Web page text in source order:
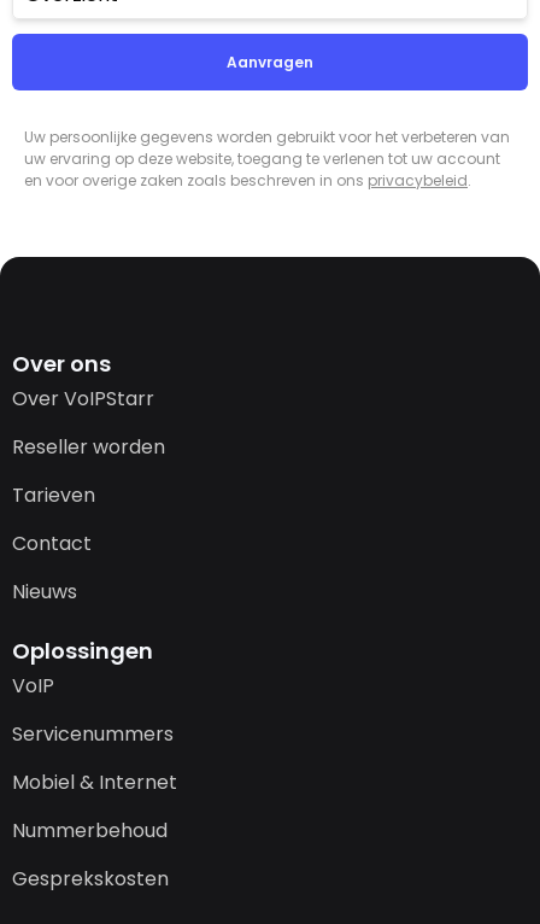
Aanvragen
Uw persoonlijke gegevens worden gebruikt voor het verbeteren van
uw ervaring op deze website, toegang te verlenen tot uw account
en voor overige zaken zoals beschreven in ons privacybeleid.
Over ons
Over VoIPStarr
Reseller worden
Tarieven
Contact
Nieuws
Oplossingen
VoIP
Servicenummers
Mobiel & Internet
Nummerbehoud
Gesprekskosten